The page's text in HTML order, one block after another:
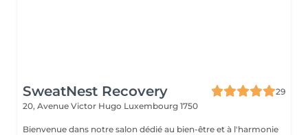
SweatNest Recovery
29
20, Avenue Victor Hugo Luxembourg 1750
Bienvenue dans notre salon dédié au bien-être et à l'harmonie